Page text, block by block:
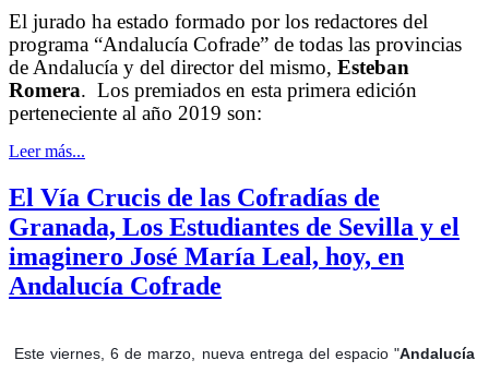
El jurado ha estado formado por los redactores del
programa “Andalucía Cofrade” de todas las provincias
de Andalucía y del director del mismo, Esteban
Romera. Los premiados en esta primera edición
perteneciente al año 2019 son:
Leer más...
El Vía Crucis de las Cofradías de
Granada, Los Estudiantes de Sevilla y el
imaginero José María Leal, hoy, en
Andalucía Cofrade
Este viernes, 6 de marzo, nueva entrega del espacio "Andalucía